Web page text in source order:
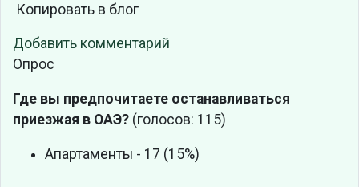
Копировать в блог
Добавить комментарий
Опрос
Где вы предпочитаете останавливаться
приезжая в ОАЭ? (голосов: 115)
Апартаменты - 17 (15%)